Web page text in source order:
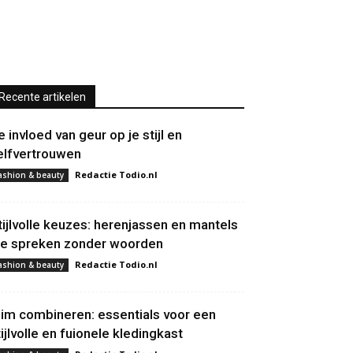
Recente artikelen
invloed van geur op je stijl en
& beauty Redactie Todio.nl
keuzes: herenjassen en mantels
spreken zonder woorden
& beauty Redactie Todio.nl
combineren: essentials voor een
en fuionele kledingkast